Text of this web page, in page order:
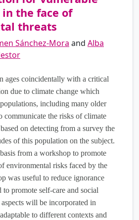
the face of
threats
Sánchez-Mora and Alba
ages coincidentally with a critical
due to climate change which
including many older
communicate the risks of climate
on detecting from a survey the
of this population on the subject.
from a workshop to promote
environmental risks faced by the
was useful to reduce ignorance
to promote self-care and social
will be incorporated in
to different contexts and